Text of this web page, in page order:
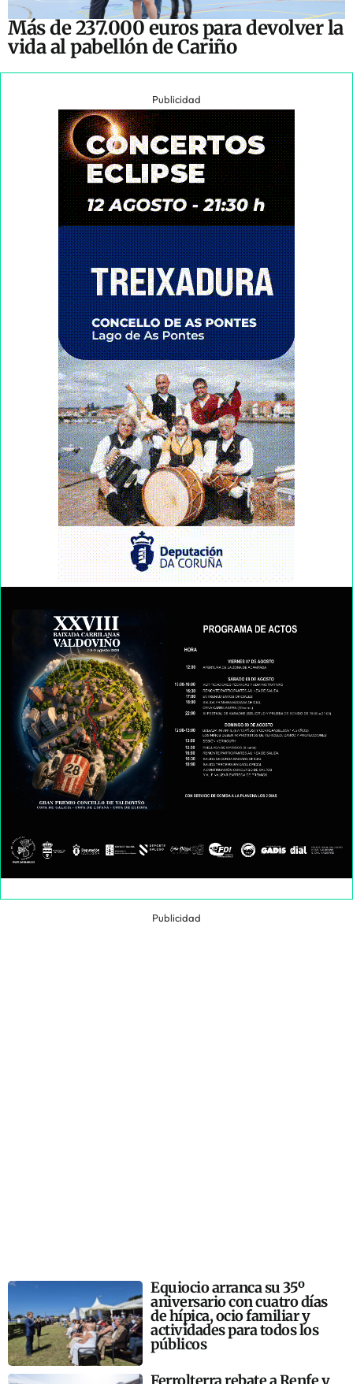
Más de 237.000 euros para devolver la
vida al pabellón de Cariño
Publicidad
Publicidad
Equiocio arranca su 35º
aniversario con cuatro días
de hípica, ocio familiar y
actividades para todos los
públicos